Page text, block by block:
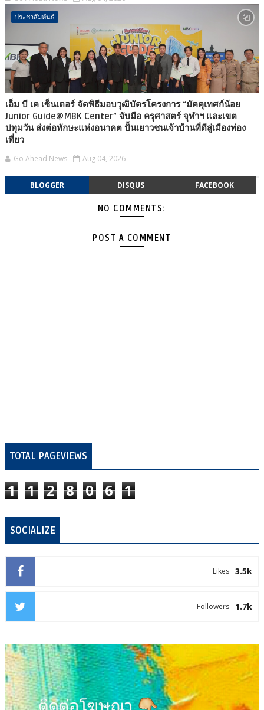
ประชาสัมพันธ์
เอ็ม บี เค เซ็นเตอร์ จัดพิธีมอบวุฒิบัตรโครงการ “มัคคุเทศก์น้อย
Junior Guide@MBK Center” จับมือ ครุศาสตร์ จุฬาฯ และเขต
ปทุมวัน ส่งต่อทักษะแห่งอนาคต ปั้นเยาวชนเจ้าบ้านที่ดีสู่เมืองท่อง
เที่ยว
Go Ahead News Aug 04, 2026
BLOGGER DISQUS FACEBOOK
NO COMMENTS:
POST A COMMENT
TOTAL PAGEVIEWS
1 1 2 8 0 6 1
SOCIALIZE
3.5k
Likes
1.7k
Followers